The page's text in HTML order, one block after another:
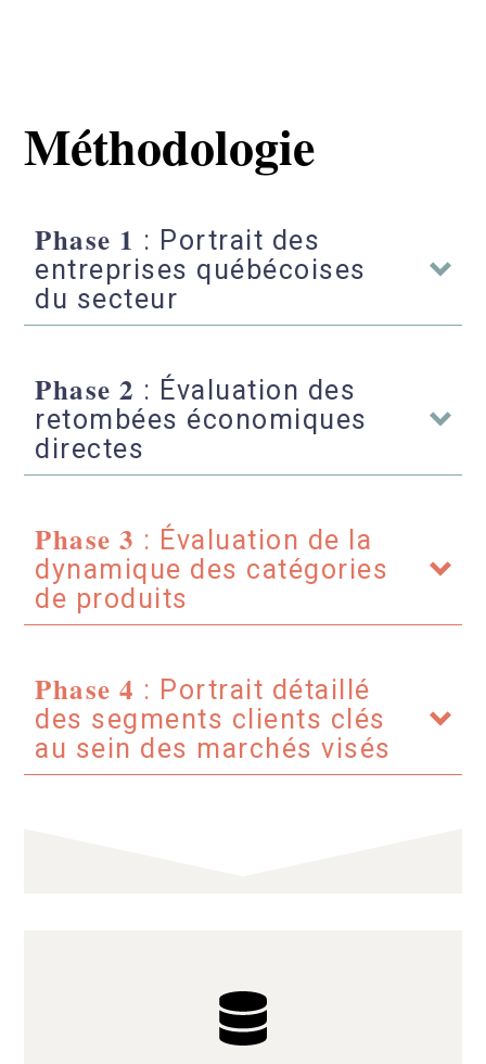
Méthodologie
Phase 1 : Portrait des
entreprises québécoises
du secteur
Phase 2 : Évaluation des
retombées économiques
directes
Phase 3 : Évaluation de la
dynamique des catégories
de produits
Phase 4 : Portrait détaillé
des segments clients clés
au sein des marchés visés